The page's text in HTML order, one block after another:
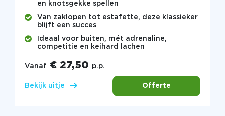
en knotsgekke spellen
Van zaklopen tot estafette, deze klassieker
blijft een succes
Ideaal voor buiten, mét adrenaline,
competitie en keihard lachen
Vanaf € 27,50 p.p.
Bekijk uitje Offerte